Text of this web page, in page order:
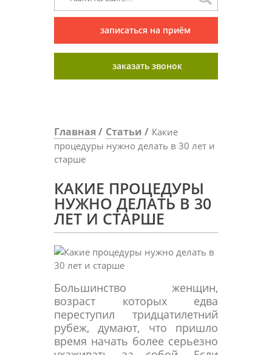
записаться на приём
заказать звонок
Главная Статьи
Какие
процедуры нужно делать в 30 лет и
старше
КАКИЕ ПРОЦЕДУРЫ
НУЖНО ДЕЛАТЬ В 30
ЛЕТ И СТАРШЕ
Большинство женщин,
возраст которых едва
переступил тридцатилетний
рубеж, думают, что пришло
время начать более серьезно